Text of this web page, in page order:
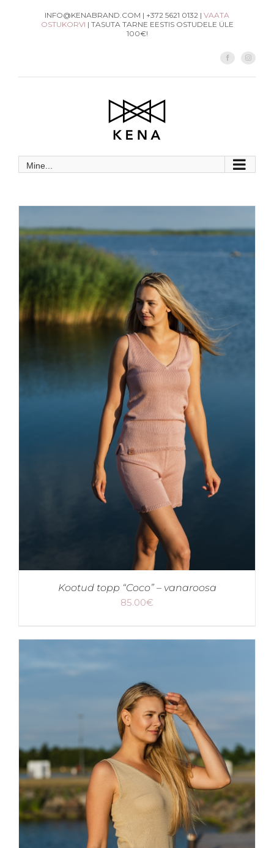
INFO@KENABRAND.COM | +372 5621 0132 | VAATA
OSTUKORVI | TASUTA TARNE EESTIS OSTUDELE ÜLE
100€!
Facebook
Mine...
Kootud topp “Coco” – vanaroosa
85.00€